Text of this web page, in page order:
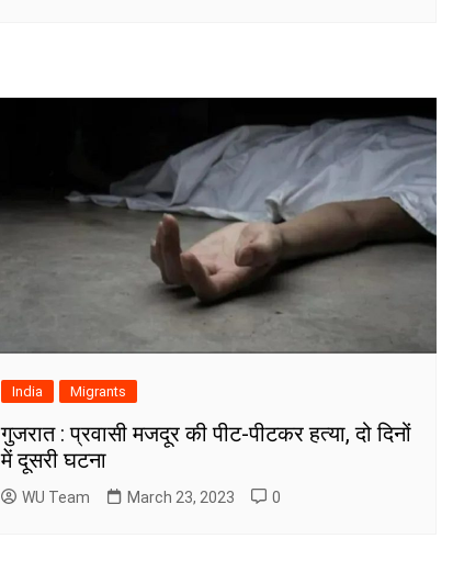
India Migrants
गुजरात : प्रवासी मजदूर की पीट-पीटकर हत्या, दो दिनों
में दूसरी घटना
WU Team March 23, 2023 0